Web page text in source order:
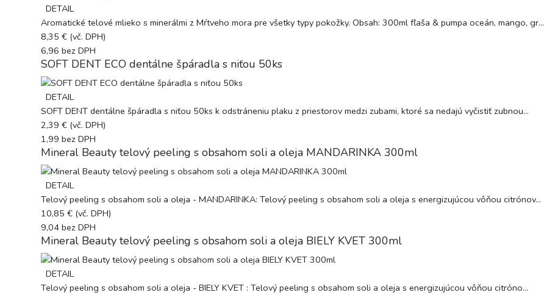
DETAIL
Aromatické telové mlieko s minerálmi z Mŕtveho mora pre všetky typy pokožky. Obsah: 300ml fľaša & pumpa oceán, mango, gr...
8,35 € (vč. DPH)
6,96 bez DPH
SOFT DENT ECO dentálne špáradla s niťou 50ks
DETAIL
SOFT DENT dentálne špáradla s niťou 50ks k odstráneniu plaku z priestorov medzi zubami, ktoré sa nedajú vyčistiť zubnou...
2,39 € (vč. DPH)
1,99 bez DPH
Mineral Beauty telový peeling s obsahom soli a oleja MANDARINKA 300ml
DETAIL
Telový peeling s obsahom soli a oleja - MANDARINKA: Telový peeling s obsahom soli a oleja s energizujúcou vôňou citrónov...
10,85 € (vč. DPH)
9,04 bez DPH
Mineral Beauty telový peeling s obsahom soli a oleja BIELY KVET 300ml
DETAIL
Telový peeling s obsahom soli a oleja - BIELY KVET : Telový peeling s obsahom soli a oleja s energizujúcou vôňou citróno...